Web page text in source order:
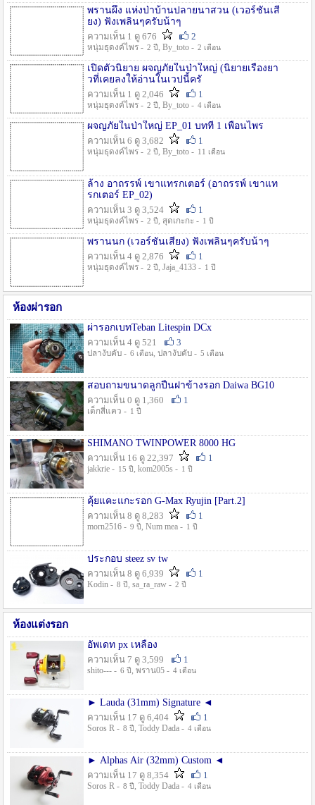
พรานผึ้ง แห่งป่าบ้านปลายนาสวน (เวอร์ชั่นเสี
ยง) ฟังเพลินๆครับน้าๆ
ความเห็น 1 ดู 676
2
หนุ่มธุดงค์ไพร - 2 ปี , By_toto - 2 เดือน
เปิดตัวนิยาย ผจญภัยในป่าใหญ่ (นิยายเรื่องยา
วที่เคยลงให้อ่านในเวปนี้ครั
ความเห็น 1 ดู 2,046
1
หนุ่มธุดงค์ไพร - 2 ปี , By_toto - 4 เดือน
ผจญภัยในป่าใหญ่ EP_01 บทที่ 1 เพื่อนไพร
ความเห็น 6 ดู 3,682
1
หนุ่มธุดงค์ไพร - 2 ปี , By_toto - 11 เดือน
ล้าง อาถรรพ์ เขาแทรกเตอร์ (อาถรรพ์ เขาแท
รกเตอร์ EP_02)
ความเห็น 3 ดู 3,524
1
หนุ่มธุดงค์ไพร - 2 ปี , สุดเกะกะ - 1 ปี
พรานนก (เวอร์ชั่นเสียง) ฟังเพลินๆครับน้าๆ
ความเห็น 4 ดู 2,876
1
หนุ่มธุดงค์ไพร - 2 ปี , Jaja_4133 - 1 ปี
ห้องผ่ารอก
ผ่ารอกเบทTeban Litespin DCx
ความเห็น 4 ดู 521
3
ปลางับคับ - 6 เดือน, ปลางับคับ - 5 เดือน
สอบถามขนาดลูกปืนฝาข้างรอก Daiwa BG10
ความเห็น 0 ดู 1,360
1
เด็กสี่แคว - 1 ปี
SHIMANO TWINPOWER 8000 HG
ความเห็น 16 ดู 22,397
1
jakkrie - 15 ปี , kom2005s - 1 ปี
คุ้ยแคะแกะรอก G-Max Ryujin [Part.2]
ความเห็น 8 ดู 8,283
1
morn2516 - 9 ปี , Num mea - 1 ปี
ประกอบ steez sv tw
ความเห็น 8 ดู 6,939
1
Kodin - 8 ปี , sa_ra_raw - 2 ปี
ห้องแต่งรอก
อัพเดท px เหลือง
ความเห็น 7 ดู 3,599
1
shito--- - 6 ปี , พราน05 - 4 เดือน
► Lauda (31mm) Signature ◄
ความเห็น 17 ดู 6,404
1
Soros R - 8 ปี , Toddy Dada - 4 เดือน
► Alphas Air (32mm) Custom ◄
ความเห็น 17 ดู 8,354
1
Soros R - 8 ปี , Toddy Dada - 4 เดือน